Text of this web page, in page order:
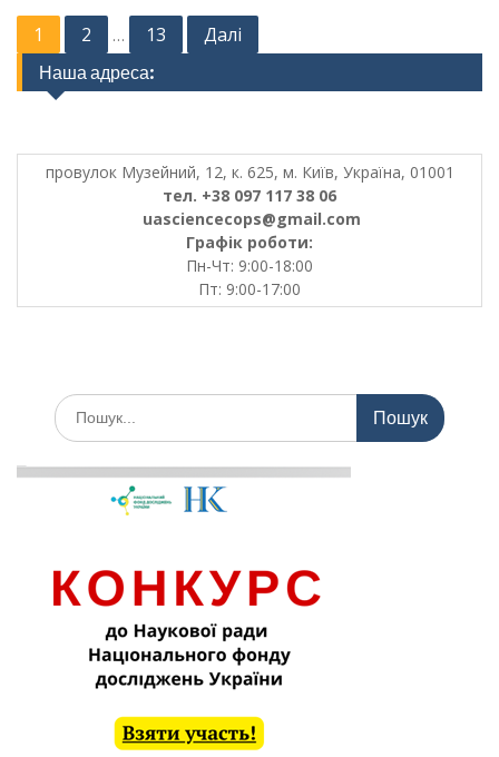
Posts
pagination
1 2 … 13 Далі
Наша адреса:
провулок Музейний, 12, к. 625, м. Київ, Україна, 01001
тел. +38 097 117 38 06
uasciencecops@gmail.com
Графік роботи:
Пн-Чт: 9:00-18:00
Пт: 9:00-17:00
Шукати: